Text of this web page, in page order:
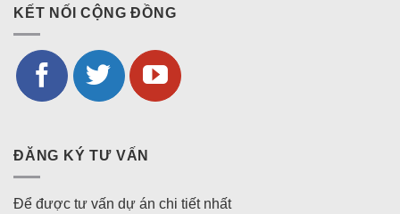
KẾT NỐI CỘNG ĐỒNG
ĐĂNG KÝ TƯ VẤN
Để được tư vấn dự án chi tiết nhất